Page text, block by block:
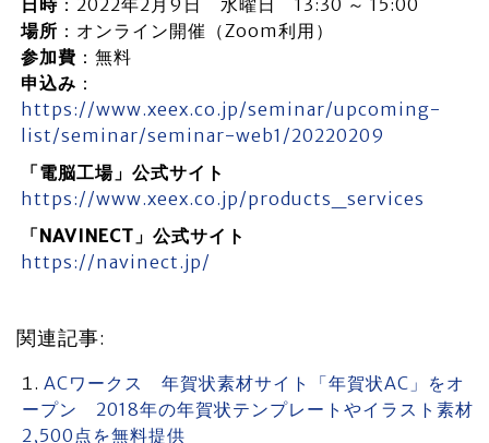
場所 ：オンライン開催（Zoom利用）
参加費 ：無料
申込み ：
https://www.xeex.co.jp/seminar/upcoming-
list/seminar/seminar-web1/20220209
「電脳工場」公式サイト
https://www.xeex.co.jp/products_services
「NAVINECT」公式サイト
https://navinect.jp/
関連記事:
ACワークス 年賀状素材サイト「年賀状AC」をオ
ープン 2018年の年賀状テンプレートやイラスト素材
2,500点を無料提供